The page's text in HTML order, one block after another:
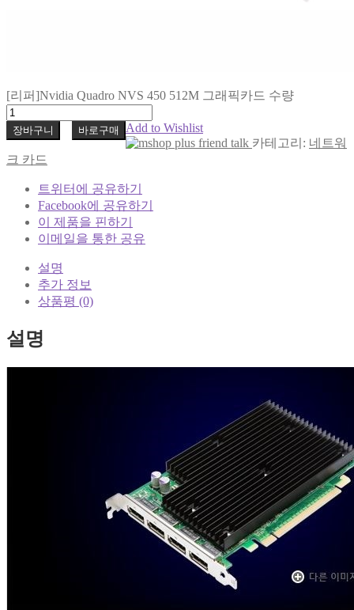
[리퍼]Nvidia Quadro NVS 450 512M 그래픽카드 수량
장바구니 바로구매
Add to Wishlist
카테고리: 네트워
크 카드
트위터에 공유하기
Facebook에 공유하기
이 제품을 핀하기
이메일을 통한 공유
설명
추가 정보
상품평 (0)
설명